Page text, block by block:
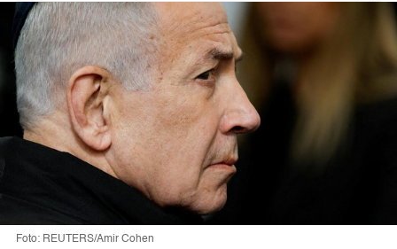
Foto: REUTERS/Amir Cohen